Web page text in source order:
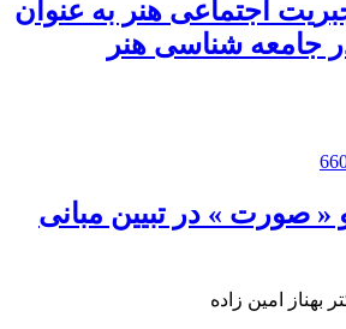
اجتماعی هنر به عنوان
جامعه شناسی هنر
« صورت » در تبیین مبانی
بهناز امین زاده